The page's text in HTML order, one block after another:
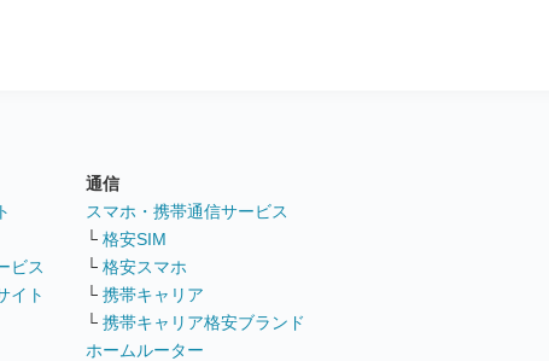
ビス
イト
通信
スマホ・携帯通信サービス
└ 格安SIM
└ 格安スマホ
└ 携帯キャリア
└ 携帯キャリア格安ブランド
ホームルーター